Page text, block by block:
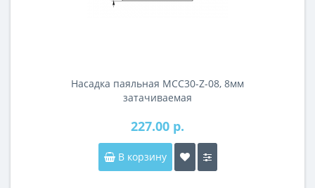
Насадка паяльная MCC30-Z-08, 8мм
затачиваемая
227.00 р.
В корзину